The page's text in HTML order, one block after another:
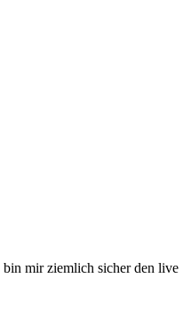
mir ziemlich sicher den live